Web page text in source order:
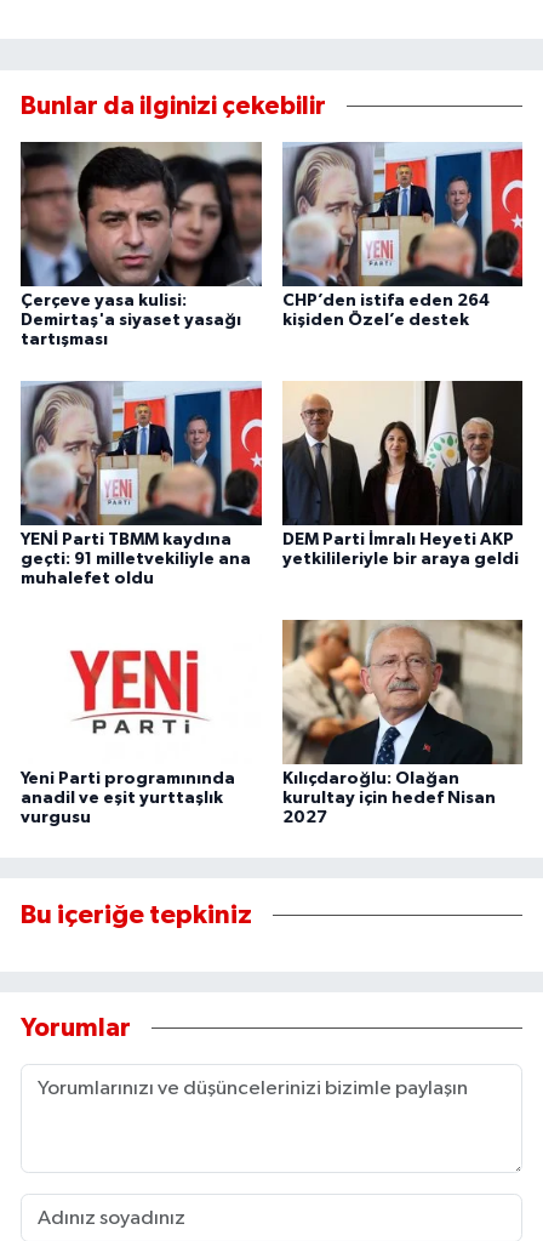
Bunlar da ilginizi çekebilir
Çerçeve yasa kulisi:
Demirtaş'a siyaset yasağı
tartışması
CHP’den istifa eden 264
kişiden Özel’e destek
YENİ Parti TBMM kaydına
geçti: 91 milletvekiliyle ana
muhalefet oldu
DEM Parti İmralı Heyeti AKP
yetkilileriyle bir araya geldi
Yeni Parti programınında
anadil ve eşit yurttaşlık
vurgusu
Kılıçdaroğlu: Olağan
kurultay için hedef Nisan
2027
Bu içeriğe tepkiniz
Yorumlar